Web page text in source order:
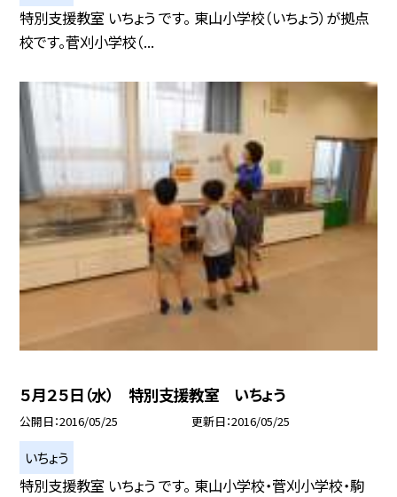
特別支援教室 いちょう です。 東山小学校（いちょう）が拠点
校です。菅刈小学校（...
５月２５日（水） 特別支援教室 いちょう
公開日 2016/05/25 更新日 2016/05/25
いちょう
特別支援教室 いちょう です。 東山小学校・菅刈小学校・駒